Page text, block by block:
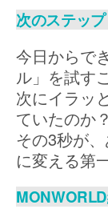
次のステップ
今日からで
ル」を試す
次にイラッ
ていたのか
その3秒が
に変える第